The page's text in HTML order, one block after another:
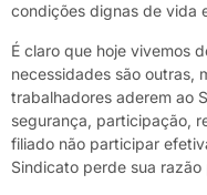
condições dignas de vida
É claro que hoje vivemos
necessidades são outras,
trabalhadores aderem ao
segurança, participação,
filiado não participar
Sindicato perde sua razão